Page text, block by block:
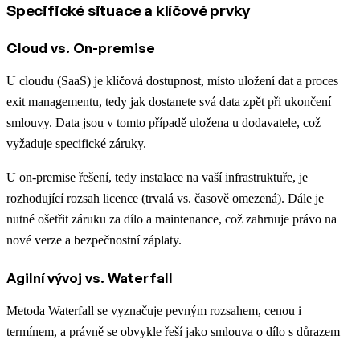
Specifické situace a klíčové prvky
Cloud vs. On-premise
U cloudu (SaaS) je klíčová dostupnost, místo uložení dat a proces
exit managementu, tedy jak dostanete svá data zpět při ukončení
smlouvy. Data jsou v tomto případě uložena u dodavatele, což
vyžaduje specifické záruky.
U on-premise řešení, tedy instalace na vaší infrastruktuře, je
rozhodující rozsah licence (trvalá vs. časově omezená). Dále je
nutné ošetřit záruku za dílo a maintenance, což zahrnuje právo na
nové verze a bezpečnostní záplaty.
Agilní vývoj vs. Waterfall
Metoda Waterfall se vyznačuje pevným rozsahem, cenou i
termínem, a právně se obvykle řeší jako smlouva o dílo s důrazem